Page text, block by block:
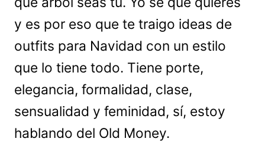
y es por eso que te traigo ideas de
outfits para Navidad con un estilo
que lo tiene todo. Tiene porte,
elegancia, formalidad, clase,
sensualidad y feminidad, sí, estoy
hablando del Old Money.